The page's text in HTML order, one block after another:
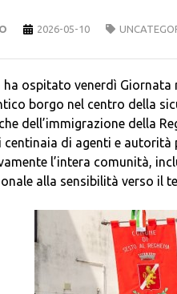
2026-05-10
ha ospitato venerdì
borgo nel centro della
dell’immigrazione della
centinaia di agenti e
l’intera comunità,
alla sensibilità verso il